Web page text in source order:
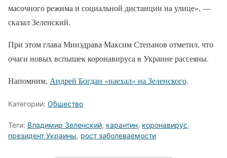
масочного режима и социальной дистанции на улице», —
сказал Зеленский.
При этом глава Минздрава Максим Степанов отметил, что
очаги новых вспышек коронавируса в Украине рассеяны.
Напомним, Андрей Богдан «наехал» на Зеленского.
Категории: Общество
Теги: Владимир Зеленский, карантин, коронавирус,
президент Украины, рост заболеваемости